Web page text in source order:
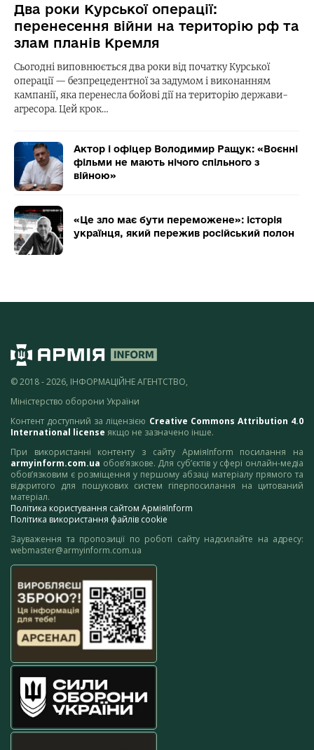
Два роки Курської операції:
перенесення війни на територію рф та
злам планів Кремля
Сьогодні виповнюється два роки від початку Курської
операції — безпрецедентної за задумом і виконанням
кампанії, яка перенесла бойові дії на територію держави-
агресора. Цей крок…
Актор і офіцер Володимир Ращук: «Воєнні
фільми не мають нічого спільного з
війною»
«Це зло має бути переможене»: історія
українця, який пережив російський полон
© 2018 - 2026, ІНФОРМАЦІЙНЕ АГЕНТСТВО,
Міністерство оборони України
Контент доступний за ліцензією Creative Commons Attribution 4.0
International license якщо не зазначено інше.
При використанні контенту з сайту АрміяInform посилання на
armyinform.com.ua обов’язкове. Для суб’єктів у сфері онлайн-медіа
обов’язковим є розміщення у першому абзаці матеріалу прямого та
відкритого для пошукових систем гіперпосилання на цитований
матеріал.
Політика користування сайтом АрміяInform
Політика використання файлів cookie
Зауваження та пропозиції по роботі сайту надсилайте на адресу:
webmaster@armyinform.com.ua